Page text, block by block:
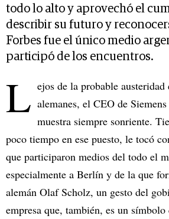
todo lo alto y aprovechó el
describir su futuro y
Forbes fue el único medio
participó de los encuentros.
L ejos de la probable austeridad
alemanes, el CEO de
muestra siempre sonriente.
poco tiempo en ese puesto, le tocó
que participaron medios del todo el
especialmente a Berlín y de la que
alemán Olaf Scholz, un gesto del
empresa que, también, es un